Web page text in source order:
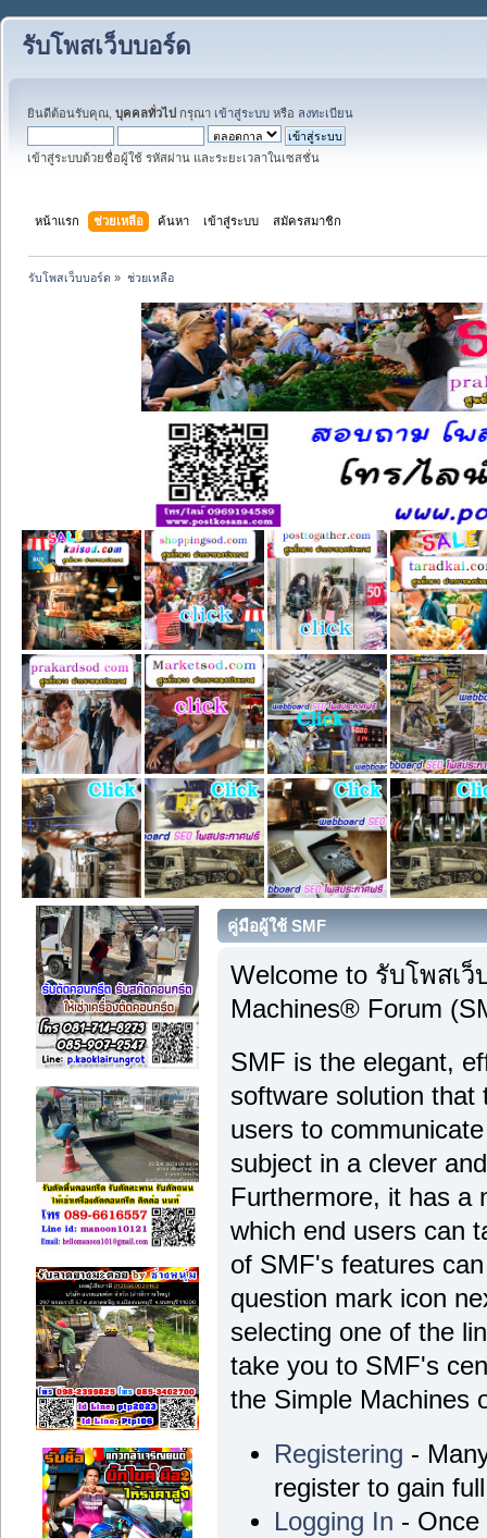
รับโพสเว็บบอร์ด
ยินดีต้อนรับคุณ, บุคคลทั่วไป กรุณา เข้าสู่ระบบ หรือ ลงทะเบียน
เข้าสู่ระบบด้วยชื่อผู้ใช้ รหัสผ่าน และระยะเวลาในเซสชั่น
หน้าแรก ช่วยเหลือ ค้นหา เข้าสู่ระบบ สมัครสมาชิก
รับโพสเว็บบอร์ด » ช่วยเหลือ
คู่มือผู้ใช้ SMF
Welcome to รับโพสเ
Machines® Forum
SMF is the elegant,
software solution that
users to
subject in a clever
Furthermore, it has a
which end users can
of SMF's features
question mark icon
selecting one of the
take you to SMF's
the Simple Machines
Registering -
register to gain
Logging In - Once